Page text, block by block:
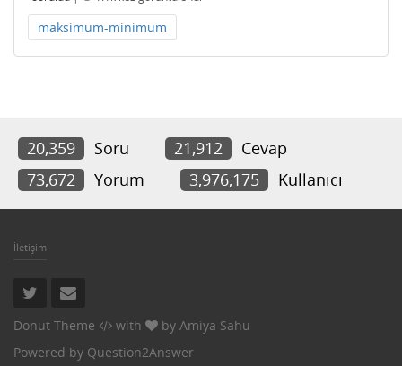
maksimum-minimum
20,359 Soru 21,912
Cevap
73,672
Yorum 3,976,175 Kullanıcı
İletişim
Donut Theme with by Amiya Sahu
Powered by Question2Answer